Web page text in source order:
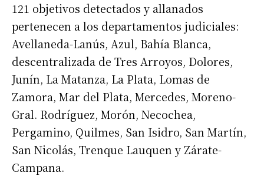
121 objetivos detectados y allanados
pertenecen a los departamentos judiciales:
Avellaneda-Lanús, Azul, Bahía Blanca,
descentralizada de Tres Arroyos, Dolores,
Junín, La Matanza, La Plata, Lomas de
Zamora, Mar del Plata, Mercedes, Moreno-
Gral. Rodríguez, Morón, Necochea,
Pergamino, Quilmes, San Isidro, San Martín,
San Nicolás, Trenque Lauquen y Zárate-
Campana.